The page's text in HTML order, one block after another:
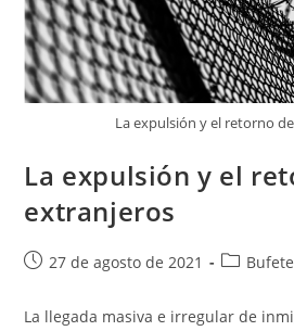
La expulsión y el retorno
La expulsión y el
extranjeros
27 de agosto de 2021
La llegada masiva e irregular de